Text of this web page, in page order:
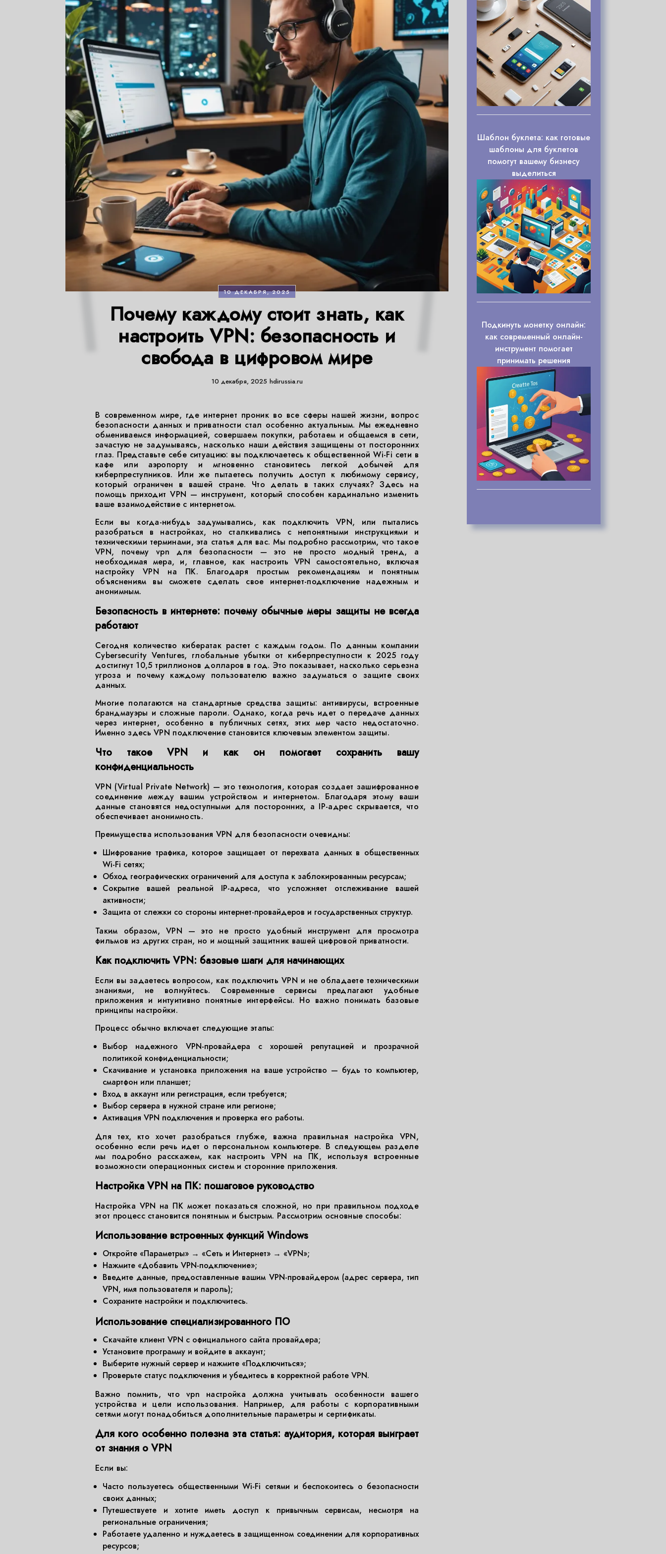
10 ДЕКАБРЯ, 2025
Почему каждому стоит знать, как
настроить VPN: безопасность и
свобода в цифровом мире
10 декабря, 2025 hdirussia.ru
В современном мире, где интернет проник во все сферы нашей жизни, вопрос
безопасности данных и приватности стал особенно актуальным. Мы ежедневно
обмениваемся информацией, совершаем покупки, работаем и общаемся в сети,
зачастую не задумываясь, насколько наши действия защищены от посторонних
глаз. Представьте себе ситуацию: вы подключаетесь к общественной Wi-Fi сети в
кафе или аэропорту и мгновенно становитесь легкой добычей для
киберпреступников. Или же пытаетесь получить доступ к любимому сервису,
который ограничен в вашей стране. Что делать в таких случаях? Здесь на
помощь приходит VPN — инструмент, который способен кардинально изменить
ваше взаимодействие с интернетом.
Если вы когда-нибудь задумывались, как подключить VPN, или пытались
разобраться в настройках, но сталкивались с непонятными инструкциями и
техническими терминами, эта статья для вас. Мы подробно рассмотрим, что такое
VPN, почему vpn для безопасности — это не просто модный тренд, а
необходимая мера, и, главное, как настроить VPN самостоятельно, включая
настройку VPN на ПК. Благодаря простым рекомендациям и понятным
объяснениям вы сможете сделать свое интернет-подключение надежным и
анонимным.
Безопасность в интернете: почему обычные меры защиты не всегда
работают
Сегодня количество кибератак растет с каждым годом. По данным компании
Cybersecurity Ventures, глобальные убытки от киберпреступности к 2025 году
достигнут 10,5 триллионов долларов в год. Это показывает, насколько серьезна
угроза и почему каждому пользователю важно задуматься о защите своих
данных.
Многие полагаются на стандартные средства защиты: антивирусы, встроенные
брандмауэры и сложные пароли. Однако, когда речь идет о передаче данных
через интернет, особенно в публичных сетях, этих мер часто недостаточно.
Именно здесь VPN подключение становится ключевым элементом защиты.
Что такое VPN и как он помогает сохранить вашу
конфиденциальность
VPN (Virtual Private Network) — это технология, которая создает зашифрованное
соединение между вашим устройством и интернетом. Благодаря этому ваши
данные становятся недоступными для посторонних, а IP-адрес скрывается, что
обеспечивает анонимность.
Преимущества использования VPN для безопасности очевидны:
Шифрование трафика, которое защищает от перехвата данных в общественных
Wi-Fi сетях;
Обход географических ограничений для доступа к заблокированным ресурсам;
Сокрытие вашей реальной IP-адреса, что усложняет отслеживание вашей
активности;
Защита от слежки со стороны интернет-провайдеров и государственных структур.
Таким образом, VPN — это не просто удобный инструмент для просмотра
фильмов из других стран, но и мощный защитник вашей цифровой приватности.
Как подключить VPN: базовые шаги для начинающих
Если вы задаетесь вопросом, как подключить VPN и не обладаете техническими
знаниями, не волнуйтесь. Современные сервисы предлагают удобные
приложения и интуитивно понятные интерфейсы. Но важно понимать базовые
принципы настройки.
Процесс обычно включает следующие этапы:
Выбор надежного VPN-провайдера с хорошей репутацией и прозрачной
политикой конфиденциальности;
Скачивание и установка приложения на ваше устройство — будь то компьютер,
смартфон или планшет;
Вход в аккаунт или регистрация, если требуется;
Выбор сервера в нужной стране или регионе;
Активация VPN подключения и проверка его работы.
Для тех, кто хочет разобраться глубже, важна правильная настройка VPN,
особенно если речь идет о персональном компьютере. В следующем разделе
мы подробно расскажем, как настроить VPN на ПК, используя встроенные
возможности операционных систем и сторонние приложения.
Настройка VPN на ПК: пошаговое руководство
Настройка VPN на ПК может показаться сложной, но при правильном подходе
этот процесс становится понятным и быстрым. Рассмотрим основные способы:
Использование встроенных функций Windows
Откройте «Параметры» → «Сеть и Интернет» → «VPN»;
Нажмите «Добавить VPN-подключение»;
Введите данные, предоставленные вашим VPN-провайдером (адрес сервера, тип
VPN, имя пользователя и пароль);
Сохраните настройки и подключитесь.
Использование специализированного ПО
Скачайте клиент VPN с официального сайта провайдера;
Установите программу и войдите в аккаунт;
Выберите нужный сервер и нажмите «Подключиться»;
Проверьте статус подключения и убедитесь в корректной работе VPN.
Важно помнить, что vpn настройка должна учитывать особенности вашего
устройства и цели использования. Например, для работы с корпоративными
сетями могут понадобиться дополнительные параметры и сертификаты.
Для кого особенно полезна эта статья: аудитория, которая выиграет
от знания о VPN
Если вы:
Часто пользуетесь общественными Wi-Fi сетями и беспокоитесь о безопасности
своих данных;
Путешествуете и хотите иметь доступ к привычным сервисам, несмотря на
региональные ограничения;
Работаете удаленно и нуждаетесь в защищенном соединении для корпоративных
ресурсов;
Шаблон буклета: как готовые
шаблоны для буклетов
помогут вашему бизнесу
выделиться
Подкинуть монетку онлайн:
как современный онлайн-
инструмент помогает
принимать решения